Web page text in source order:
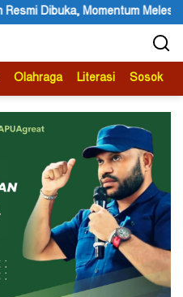
Leluhur Partai
Olahraga Literasi Sosok